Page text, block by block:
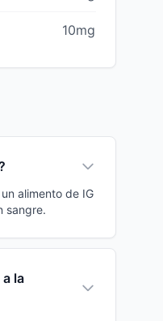
10mg
alimento de IG
sangre.
la